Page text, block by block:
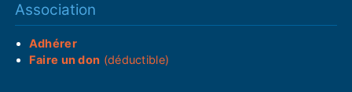
Association
Adhérer
Faire un don (déductible)